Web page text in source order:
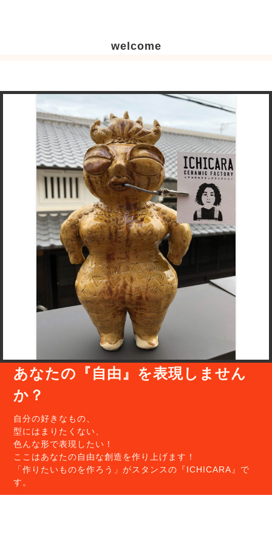
welcome
あなたの『自由』を表現しません
か？
自分の好きなもの、
型にはまりたくない、
色んな形で表現したい！
ここはあなたの自由な創造を作り上げます！
「作りたいものを作ろう」がスタンスの『ICHICARA』で
す。